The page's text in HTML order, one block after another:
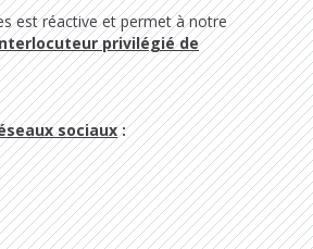
est réactive et permet à notre
privilégié de
sociaux: